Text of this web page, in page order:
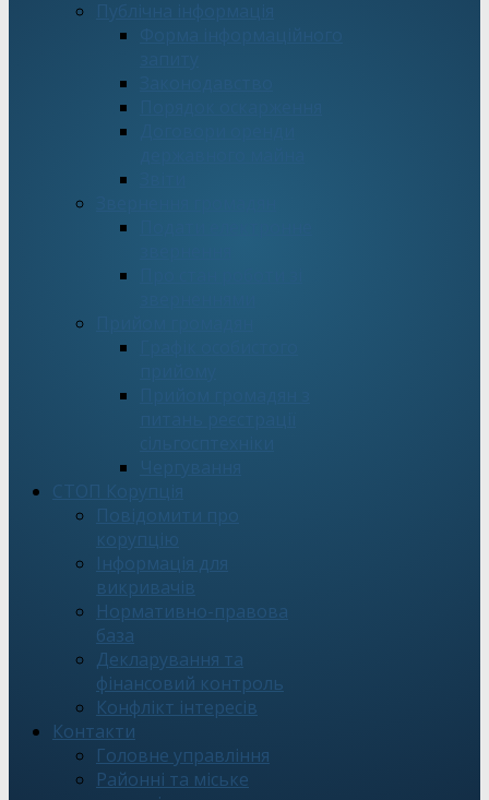
СТОП Корупція
Повідомити про
корупцію
Інформація для
викривачів
Нормативно-правова
база
Декларування та
фінансовий контроль
Конфлікт інтересів
Контакти
Головне управління
Районні та міське